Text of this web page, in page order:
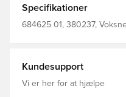
Saum ist sie das perfekte
Regular Fit
Paspeltaschen auf der
Specifikationer
684625 01, 380237,
Kundesupport
Vi er her for at hjælpe